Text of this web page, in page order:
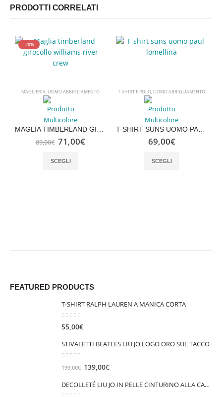
PRODOTTI CORRELATI
-20%
MAGLIERIA, UOMO ABBIGLIAMENTO
MAGLIA TIMBERLAND GIROCOLLO WILLIAMS RIVER CREW
89,00€ Il
prezzo
originale
era:
71,00€Il
SCEGLI
T-SHIRT E POLO, UOMO ABBIGLIAMENTO
T-SHIRT SUNS UOMO PAUL LOMELLINA
69,00€
SCEGLI
FEATURED PRODUCTS
T-SHIRT RALPH LAUREN A MANICA CORTA
0out of 5
55,00€
STIVALETTI BEATLES LIU JO LOGO ORO SUL TACCO
199,00€ I
p
139,00€I
p
DECOLLETÉ LIU JO IN PELLE CINTURINO ALLA CAVIGLIA VICKIE 147